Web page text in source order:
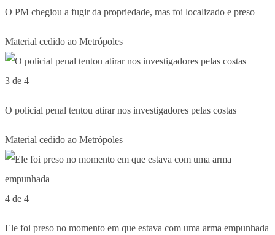
O PM chegiou a fugir da propriedade, mas foi localizado e preso
Material cedido ao Metrópoles
3 de 4
O policial penal tentou atirar nos investigadores pelas costas
Material cedido ao Metrópoles
4 de 4
Ele foi preso no momento em que estava com uma arma empunhada